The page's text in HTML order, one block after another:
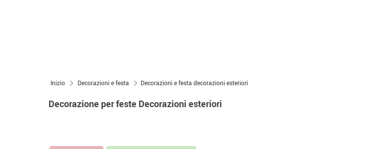
Inizio Decorazioni e festa Decorazioni e festa decorazioni esteriori
Decorazione per feste Decorazioni esteriori